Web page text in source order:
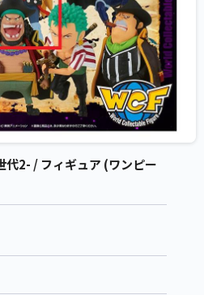
代2- / フィギュア (ワンピー